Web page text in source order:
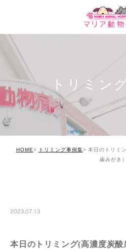
トリミン
HOME トリミング事例集
本日のトリミ
歯みがき）
2023.07.13
本日のトリミング(高濃度炭